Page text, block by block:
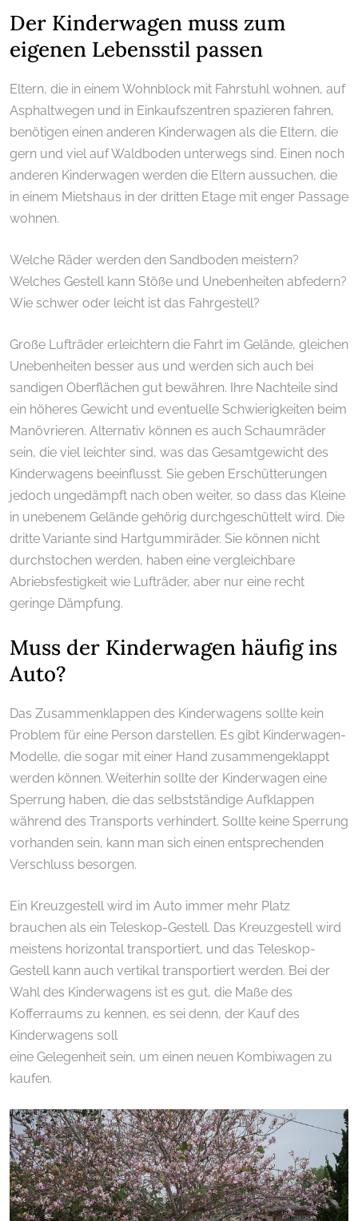
Der Kinderwagen muss zum
eigenen Lebensstil passen
Eltern, die in einem Wohnblock mit Fahrstuhl wohnen, auf
Asphaltwegen und in Einkaufszentren spazieren fahren,
benötigen einen anderen Kinderwagen als die Eltern, die
gern und viel auf Waldboden unterwegs sind. Einen noch
anderen Kinderwagen werden die Eltern aussuchen, die
in einem Mietshaus in der dritten Etage mit enger Passage
wohnen.
Welche Räder werden den Sandboden meistern?
Welches Gestell kann Stöße und Unebenheiten abfedern?
Wie schwer oder leicht ist das Fahrgestell?
Große Lufträder erleichtern die Fahrt im Gelände, gleichen
Unebenheiten besser aus und werden sich auch bei
sandigen Oberflächen gut bewähren. Ihre Nachteile sind
ein höheres Gewicht und eventuelle Schwierigkeiten beim
Manövrieren. Alternativ können es auch Schaumräder
sein, die viel leichter sind, was das Gesamtgewicht des
Kinderwagens beeinflusst. Sie geben Erschütterungen
jedoch ungedämpft nach oben weiter, so dass das Kleine
in unebenem Gelände gehörig durchgeschüttelt wird. Die
dritte Variante sind Hartgummiräder. Sie können nicht
durchstochen werden, haben eine vergleichbare
Abriebsfestigkeit wie Lufträder, aber nur eine recht
geringe Dämpfung.
Muss der Kinderwagen häufig ins
Auto?
Das Zusammenklappen des Kinderwagens sollte kein
Problem für eine Person darstellen. Es gibt Kinderwagen-
Modelle, die sogar mit einer Hand zusammengeklappt
werden können. Weiterhin sollte der Kinderwagen eine
Sperrung haben, die das selbstständige Aufklappen
während des Transports verhindert. Sollte keine Sperrung
vorhanden sein, kann man sich einen entsprechenden
Verschluss besorgen.
Ein Kreuzgestell wird im Auto immer mehr Platz
brauchen als ein Teleskop-Gestell. Das Kreuzgestell wird
meistens horizontal transportiert, und das Teleskop-
Gestell kann auch vertikal transportiert werden. Bei der
Wahl des Kinderwagens ist es gut, die Maße des
Kofferraums zu kennen, es sei denn, der Kauf des
Kinderwagens soll
eine Gelegenheit sein, um einen neuen Kombiwagen zu
kaufen.